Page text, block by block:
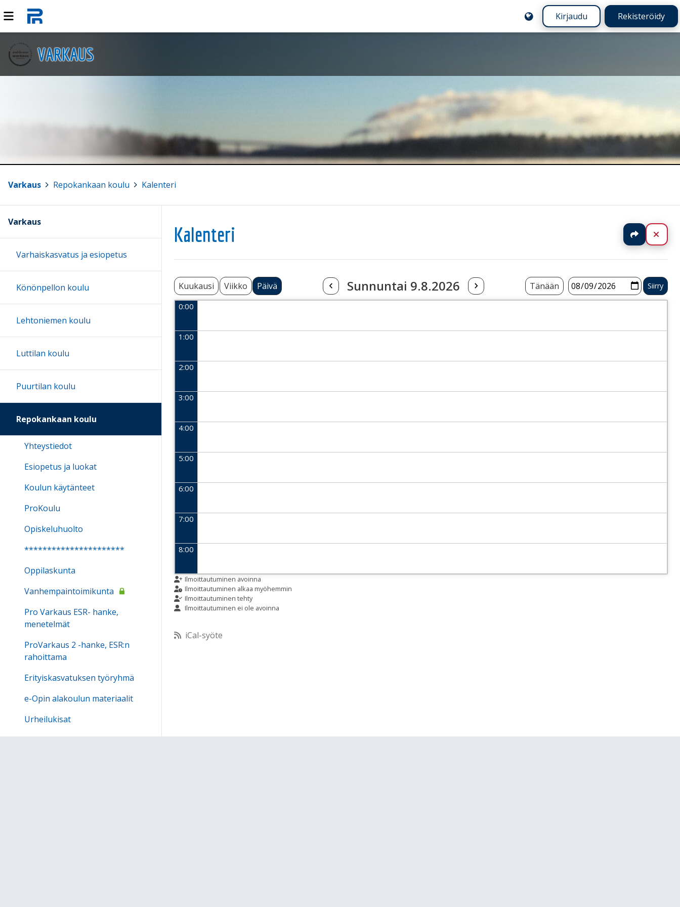
Kirjaudu Rekisteröidy
VARKAUS
Varkaus Repokankaan koulu Kalenteri
Kalenteri Jaa
Kuukausi Viikko Päivä Sunnuntai 9.8.2026 Tänään
0:00
1:00
2:00
3:00
4:00
5:00
6:00
7:00
8:00
9:00
10:00
11:00
Ilmoittautuminen avoinna
Ilmoittautuminen alkaa myöhemmin
Ilmoittautuminen tehty
Ilmoittautuminen ei ole avoinna
iCal-syöte
Varkaus
Varhaiskasvatus ja esiopetus
Könönpellon koulu
Lehtoniemen koulu
Luttilan koulu
Puurtilan koulu
Repokankaan koulu
Yhteystiedot
Esiopetus ja luokat
Koulun käytänteet
ProKoulu
Opiskeluhuolto
**********************
Oppilaskunta
Vanhempaintoimikunta
Pro Varkaus ESR- hanke,
menetelmät
ProVarkaus 2 -hanke, ESR:n
rahoittama
Erityiskasvatuksen työryhmä
e-Opin alakoulun materiaalit
Urheilukisat
Iltapäivätoiminta